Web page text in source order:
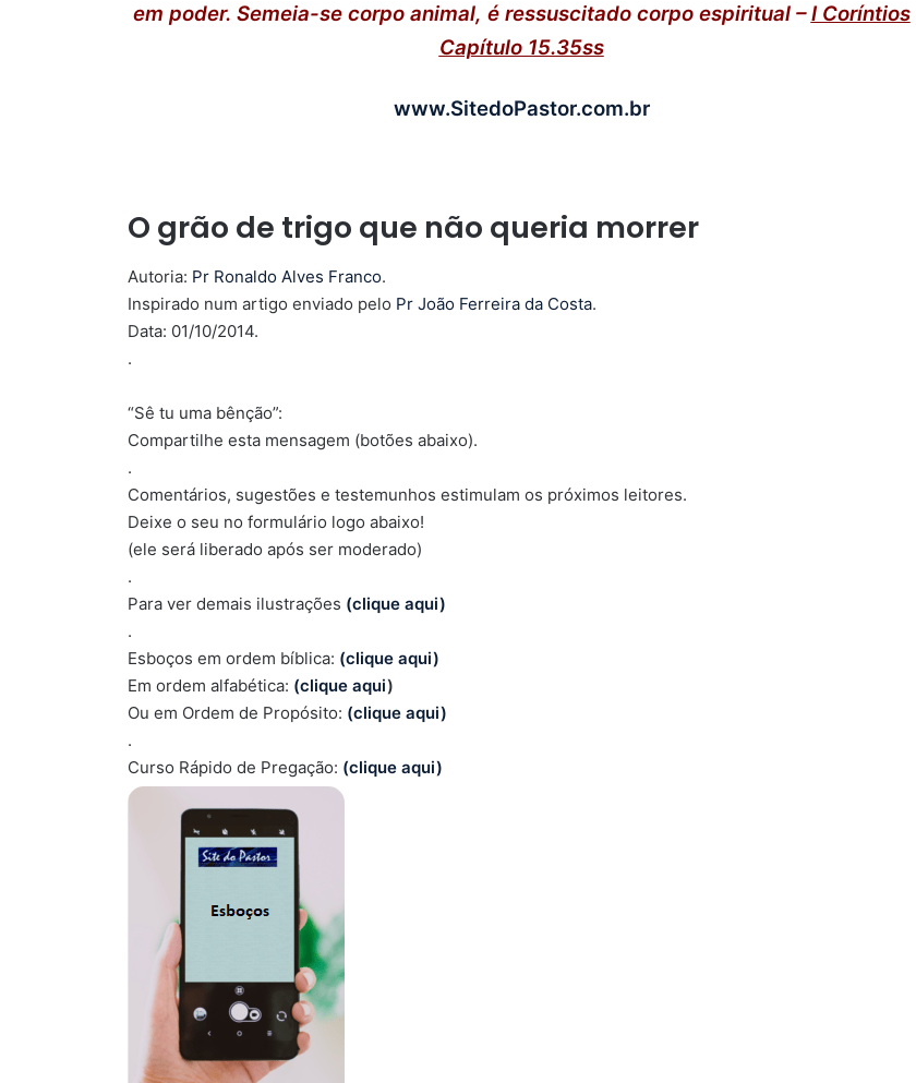
em poder. Semeia-se corpo animal, é ressuscitado corpo espiritual –I Coríntios
Capítulo 15.35ss
www.SitedoPastor.com.br
O grão de trigo que não queria morrer
Autoria: Pr Ronaldo Alves Franco.
Inspirado num artigo enviado pelo Pr João Ferreira da Costa.
Data: 01/10/2014.
.
“Sê tu uma bênção”:
Compartilhe esta mensagem (botões abaixo).
.
Comentários, sugestões e testemunhos estimulam os próximos leitores.
Deixe o seu no formulário logo abaixo!
(ele será liberado após ser moderado)
.
Para ver demais ilustrações (clique aqui)
.
Esboços em ordem bíblica: (clique aqui)
Em ordem alfabética: (clique aqui)
Ou em Ordem de Propósito: (clique aqui)
.
Curso Rápido de Pregação: (clique aqui)